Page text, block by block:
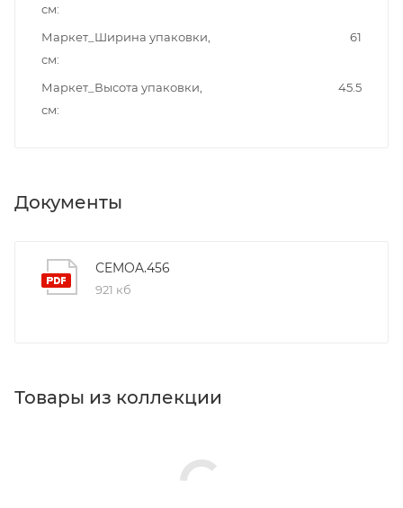
см
Маркет_Ширина упаковки,
см
61
Маркет_Высота упаковки,
см
45.5
Документы
СEMOA.456
921 кб
Товары из коллекции